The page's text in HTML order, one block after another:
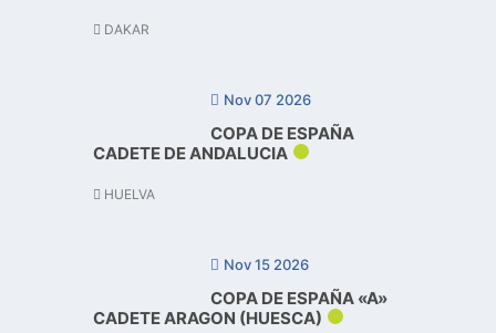
DAKAR
Nov 07 2026
COPA DE ESPAÑA
CADETE DE ANDALUCIA
HUELVA
Nov 15 2026
COPA DE ESPAÑA «A»
CADETE ARAGON (HUESCA)